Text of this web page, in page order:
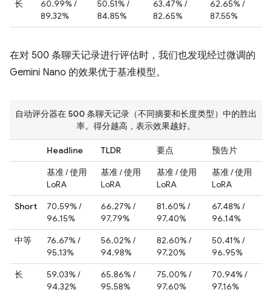
长
60.99% /
89.32%
50.51% /
84.85%
63.47% /
82.65%
62.65% /
87.55%
在对 500 条聊天记录进行评估时，我们也发现经过微调的
Gemini Nano 的效果优于基准模型。
Headline TLDR 要点
预告片
基准 / 使用
LoRA
基准 / 使用
LoRA
基准 / 使用
LoRA
基准 / 使用
LoRA
Short
70.59% /
96.15%
66.27% /
97.79%
81.60% /
97.40%
67.48% /
96.14%
中等
76.67% /
95.13%
56.02% /
94.98%
82.60% /
97.20%
50.41% /
96.95%
长
59.03% /
94.32%
65.86% /
95.58%
75.00% /
97.60%
70.94% /
97.16%
自动评分器在 500 条聊天记录（不同摘要和长度类型）中的胜出
率。得分越高，表示效果越好。